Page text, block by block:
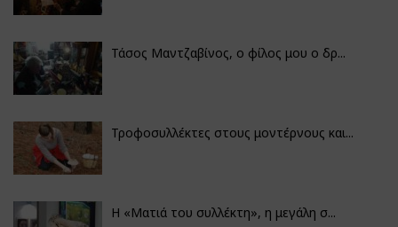
Τάσος Μαντζαβίνος, ο φίλος μου ο δρ...
Τροφοσυλλέκτες στους μοντέρνους και...
H «Ματιά του συλλέκτη», η μεγάλη σ...